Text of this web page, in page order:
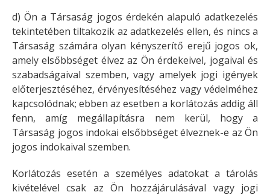
d) Ön a Társaság jogos érdekén alapuló adatkezelés
tekintetében tiltakozik az adatkezelés ellen, és nincs a
Társaság számára olyan kényszerítő erejű jogos ok,
amely elsőbbséget élvez az Ön érdekeivel, jogaival és
szabadságaival szemben, vagy amelyek jogi igények
előterjesztéséhez, érvényesítéséhez vagy védelméhez
kapcsolódnak; ebben az esetben a korlátozás addig áll
fenn, amíg megállapításra nem kerül, hogy a
Társaság jogos indokai elsőbbséget élveznek-e az Ön
jogos indokaival szemben.
Korlátozás esetén a személyes adatokat a tárolás
kivételével csak az Ön hozzájárulásával vagy jogi